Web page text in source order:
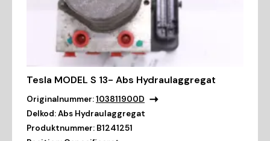
Tesla MODEL S 13- Abs Hydraulaggregat
Originalnummer:103811900D
Delkod:Abs Hydraulaggregat
Produktnummer: B1241251